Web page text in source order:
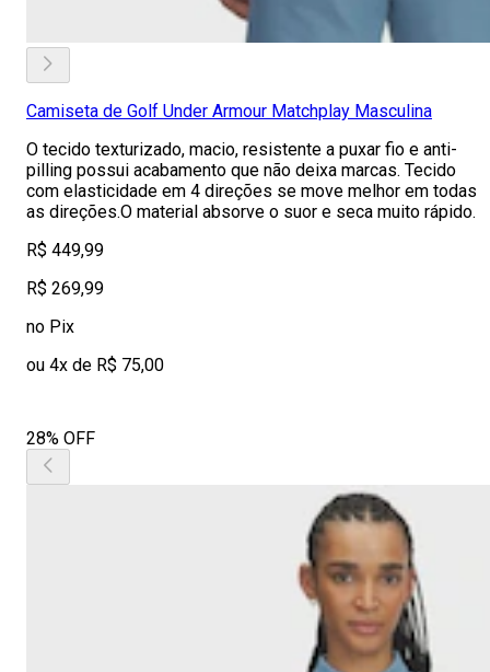
Camiseta de Golf Under Armour Matchplay Masculina
O tecido texturizado, macio, resistente a puxar fio e anti-
pilling possui acabamento que não deixa marcas. Tecido
com elasticidade em 4 direções se move melhor em todas
as direções.O material absorve o suor e seca muito rápido.
R$ 449,99
R$ 269,99
no Pix
ou 4x de R$ 75,00
28% OFF